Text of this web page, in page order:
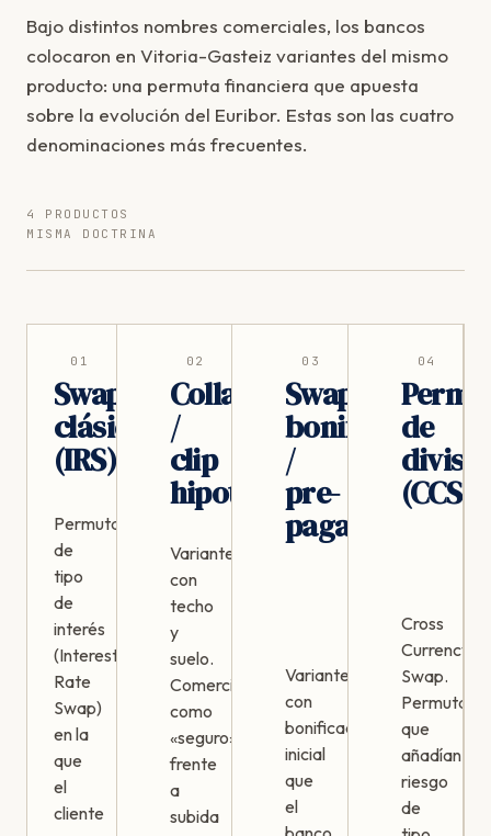
Bajo distintos nombres comerciales, los bancos
colocaron en Vitoria-Gasteiz variantes del mismo
producto: una permuta financiera que apuesta
sobre la evolución del Euribor. Estas son las cuatro
denominaciones más frecuentes.
4 PRODUCTOS
MISMA DOCTRINA
01
Swap
clásico
(IRS)
Permuta
de
tipo
de
interés
(Interest
Rate
Swap)
en la
que
el
cliente
02
Collar
/
clip
hipotecario
Variantes
con
techo
y
suelo.
Comercializadas
como
«seguro»
frente
a
subida
03
Swap
bonificado
/
pre-
pagado
Variantes
con
bonificación
inicial
que
el
04
de
divisa
(CCS)
Cross
Currency
Swap.
Permutas
que
añadían
riesgo
de